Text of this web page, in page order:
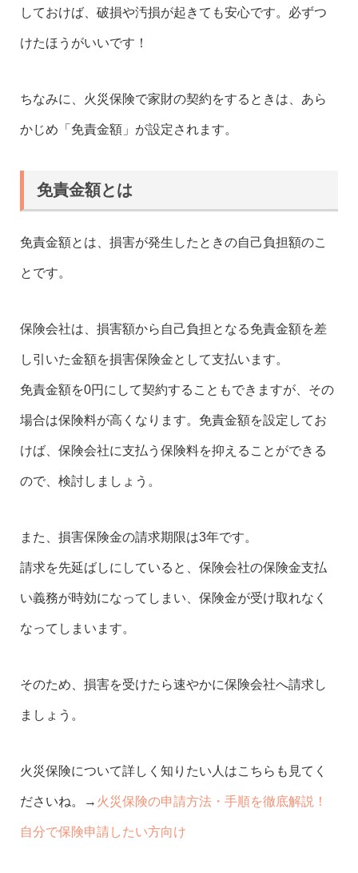
しておけば、破損や汚損が起きても安心です。必ずつ
けたほうがいいです！
ちなみに、火災保険で家財の契約をするときは、あら
かじめ「免責金額」が設定されます。
免責金額とは
免責金額とは、損害が発生したときの自己負担額のこ
とです。
保険会社は、損害額から自己負担となる免責金額を差
し引いた金額を損害保険金として支払います。
免責金額を0円にして契約することもできますが、その
場合は保険料が高くなります。免責金額を設定してお
けば、保険会社に支払う保険料を抑えることができる
ので、検討しましょう。
また、損害保険金の請求期限は3年です。
請求を先延ばしにしていると、保険会社の保険金支払
い義務が時効になってしまい、保険金が受け取れなく
なってしまいます。
そのため、損害を受けたら速やかに保険会社へ請求し
ましょう。
火災保険について詳しく知りたい人はこちらも見てく
ださいね。→ 火災保険の申請方法・手順を徹底解説！
自分で保険申請したい方向け